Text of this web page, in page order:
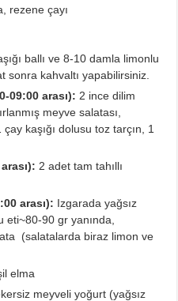
rezene çayı
ballı ve 8-10 damla limonlu
sonra kahvaltı yapabilirsiniz.
09:00 arası): 2 ince dilim
meyve salatası,
kaşığı dolusu toz tarçın, 1
2 adet tam tahıllı
arası): Izgarada yağsız
eti~80-90 gr yanında,
(salatalarda biraz limon ve
elma
meyveli yoğurt (yağsız